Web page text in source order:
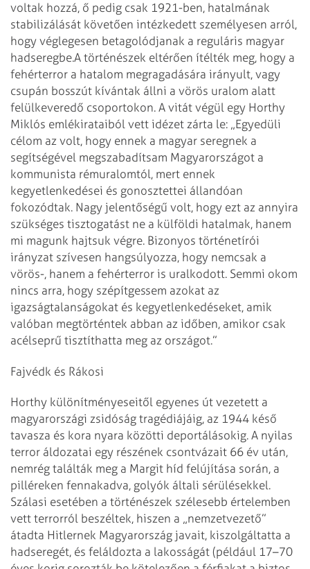
voltak hozzá, ő pedig csak 1921-ben, hatalmának
stabilizálását követően intézkedett személyesen arról,
hogy véglegesen betagolódjanak a reguláris magyar
hadseregbe.A történészek eltérően ítélték meg, hogy a
fehérterror a hatalom megragadására irányult, vagy
csupán bosszút kívántak állni a vörös uralom alatt
felülkeveredő csoportokon. A vitát végül egy Horthy
Miklós emlékirataiból vett idézet zárta le: „Egyedüli
célom az volt, hogy ennek a magyar seregnek a
segítségével megszabadítsam Magyarországot a
kommunista rémuralomtól, mert ennek
kegyetlenkedései és gonosztettei állandóan
fokozódtak. Nagy jelentőségű volt, hogy ezt az annyira
szükséges tisztogatást ne a külföldi hatalmak, hanem
mi magunk hajtsuk végre. Bizonyos történetírói
irányzat szívesen hangsúlyozza, hogy nemcsak a
vörös-, hanem a fehérterror is uralkodott. Semmi okom
nincs arra, hogy szépítgessem azokat az
igazságtalanságokat és kegyetlenkedéseket, amik
valóban megtörténtek abban az időben, amikor csak
acélseprű tisztíthatta meg az országot.”
Fajvédk és Rákosi
Horthy különítményeseitől egyenes út vezetett a
magyarországi zsidóság tragédiájáig, az 1944 késő
tavasza és kora nyara közötti deportálásokig. A nyilas
terror áldozatai egy részének csontvázait 66 év után,
nemrég találták meg a Margit híd felújítása során, a
pilléreken fennakadva, golyók általi sérülésekkel.
Szálasi esetében a történészek szélesebb értelemben
vett terrorról beszéltek, hiszen a „nemzetvezető”
átadta Hitlernek Magyarország javait, kiszolgáltatta a
hadseregét, és feláldozta a lakosságát (például 17–70